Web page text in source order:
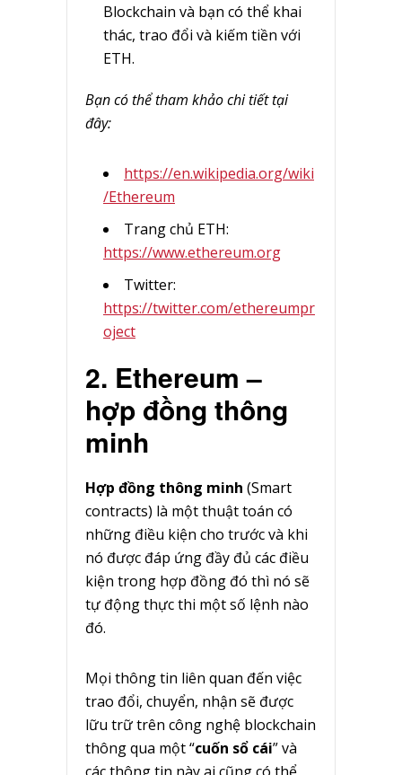
Blockchain và bạn có thể khai
thác, trao đổi và kiếm tiền với
ETH.
Bạn có thể tham khảo chi tiết tại
đây:
https://en.wikipedia.org/wiki
/Ethereum
Trang chủ ETH:
https://www.ethereum.org
Twitter:
https://twitter.com/ethereumpr
oject
2. Ethereum –
hợp đồng thông
minh
Hợp đồng thông minh (Smart
contracts) là một thuật toán có
những điều kiện cho trước và khi
nó được đáp ứng đầy đủ các điều
kiện trong hợp đồng đó thì nó sẽ
tự động thực thi một số lệnh nào
đó.
Mọi thông tin liên quan đến việc
trao đổi, chuyển, nhận sẽ được
lữu trữ trên công nghệ blockchain
thông qua một “cuốn sổ cái” và